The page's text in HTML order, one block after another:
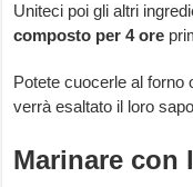
Uniteci poi gli altri
composto per 4 ore
Potete cuocerle al forno
verrà esaltato il loro
Marinare con